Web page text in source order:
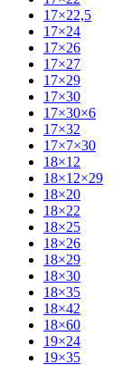
17×22,5
17×24
17×26
17×27
17×29
17×30
17×30×6
17×32
17×7×30
18×12
18×12×29
18×20
18×22
18×25
18×26
18×29
18×30
18×35
18×42
18×60
19×24
19×35